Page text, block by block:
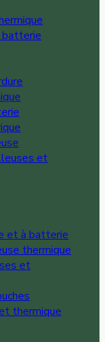
batterie
et
et à batterie
thermique
et
thermique